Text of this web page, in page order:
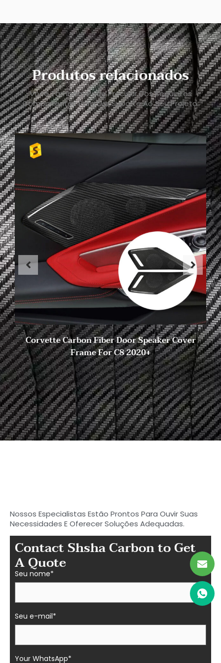
Produtos relacionados
Você Também Pode Precisar Dos Seguintes
Componentes Para Dar Suporte Ao Seu Projeto.
Corvette Carbon Fiber Door Speaker Cover
Frame For C8 2020+
5 de julho de 2023 Sem comentários
Nossos Especialistas Estão Prontos Para Ouvir Suas
Necessidades E Oferecer Soluções Adequadas.
Contact Shsha Carbon to Get
A Quote
Seu nome*
Seu e-mail*
Your WhatsApp*